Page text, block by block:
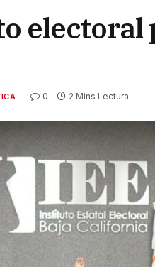
0 2 Mins Lectura